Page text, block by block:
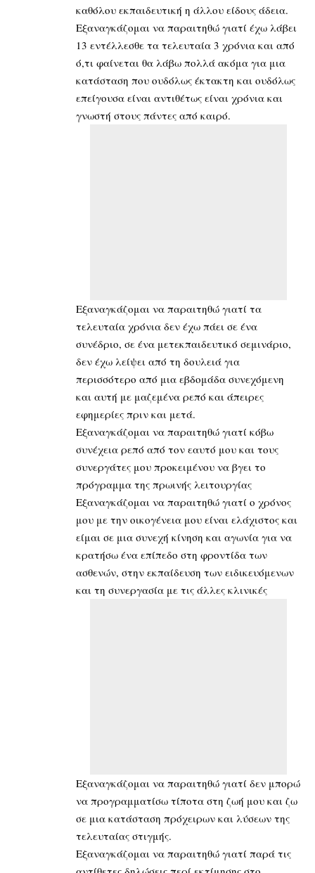
καθόλου εκπαιδευτική η άλλου είδους άδεια.
Εξαναγκάζομαι να παραιτηθώ γιατί έχω λάβει
13 εντέλλεσθε τα τελευταία 3 χρόνια και από
ό,τι φαίνεται θα λάβω πολλά ακόμα για μια
κατάσταση που ουδόλως έκτακτη και ουδόλως
επείγουσα είναι αντιθέτως είναι χρόνια και
γνωστή στους πάντες από καιρό.
Εξαναγκάζομαι να παραιτηθώ γιατί τα
τελευταία χρόνια δεν έχω πάει σε ένα
συνέδριο, σε ένα μετεκπαιδευτικό σεμινάριο,
δεν έχω λείψει από τη δουλειά για
περισσότερο από μια εβδομάδα συνεχόμενη
και αυτή με μαζεμένα ρεπό και άπειρες
εφημερίες πριν και μετά.
Εξαναγκάζομαι να παραιτηθώ γιατί κόβω
συνέχεια ρεπό από τον εαυτό μου και τους
συνεργάτες μου προκειμένου να βγει το
πρόγραμμα της πρωινής λειτουργίας
Εξαναγκάζομαι να παραιτηθώ γιατί ο χρόνος
μου με την οικογένεια μου είναι ελάχιστος και
είμαι σε μια συνεχή κίνηση και αγωνία για να
κρατήσω ένα επίπεδο στη φροντίδα των
ασθενών, στην εκπαίδευση των ειδικευόμενων
και τη συνεργασία με τις άλλες κλινικές
Εξαναγκάζομαι να παραιτηθώ γιατί δεν μπορώ
να προγραμματίσω τίποτα στη ζωή μου και ζω
σε μια κατάσταση πρόχειρων και λύσεων της
τελευταίας στιγμής.
Εξαναγκάζομαι να παραιτηθώ γιατί παρά τις